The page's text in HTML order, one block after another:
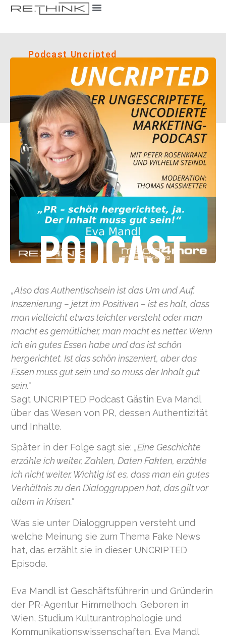
Podcast Uncripted
February 18, 2025
PODCAST
„Also das Authentischsein ist das Um und Auf.
Inszenierung – jetzt im Positiven – ist es halt, dass
man vielleicht etwas leichter versteht oder man
macht es gemütlicher, man macht es netter. Wenn
ich ein gutes Essen habe und das ist schön
hergerichtet. Ist das schön inszeniert, aber das
Essen muss gut sein und so muss der Inhalt gut
sein.“
Sagt UNCRIPTED Podcast Gästin Eva Mandl
über das Wesen von PR, dessen Authentizität
und Inhalte.
Später in der Folge sagt sie:„Eine Geschichte
erzähle ich weiter, Zahlen, Daten Fakten, erzähle
ich nicht weiter. Wichtig ist es, dass man ein gutes
Verhältnis zu den Dialoggruppen hat, das gilt vor
allem in Krisen.”
Was sie unter Dialoggruppen versteht und
welche Meinung sie zum Thema Fake News
hat, das erzählt sie in dieser UNCRIPTED
Episode.
Eva Mandl ist Geschäftsführerin und Gründerin
der PR-Agentur Himmelhoch. Geboren in
Wien, Studium Kulturantrophologie und
Kommunikationswissenschaften. Eva Mandl